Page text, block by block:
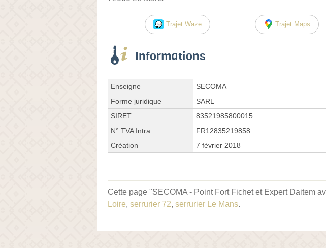
Trajet Waze Trajet Maps
Informations
Enseigne
SECOMA
Forme juridique
SARL
SIRET
83521985800015
N° TVA Intra.
FR12835219858
Création
7 février 2018
Cette page "SECOMA - Point Fort Fichet et Expert Daitem
Loire, serrurier 72, serrurier Le Mans.